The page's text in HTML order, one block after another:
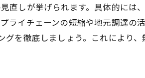
したプラント工事の費用削減策
ロジェクトで重要なコスト管理
直しが挙げられます。具体的には
ライチェーンの短縮や地元調達の
グを徹底しましょう。これにより